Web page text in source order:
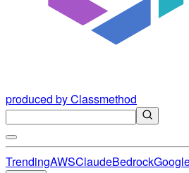
produced by Classmethod
TrendingAWSClaudeBedrock